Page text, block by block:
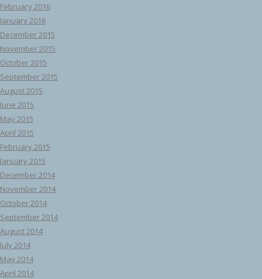
February 2016
January 2016
December 2015
November 2015
October 2015
September 2015
August 2015
June 2015
May 2015
April 2015
February 2015
January 2015
December 2014
November 2014
October 2014
September 2014
August 2014
July 2014
May 2014
April 2014